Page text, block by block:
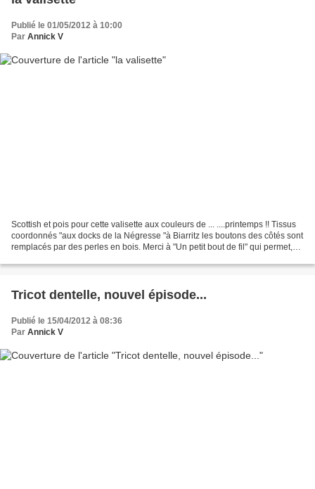
Publié le 01/05/2012 à 10:00
Par Annick V
Scottish et pois pour cette valisette aux couleurs de ... ....printemps !! Tissus
coordonnés "aux docks de la Négresse "à Biarritz les boutons des côtés sont
remplacés par des perles en bois. Merci à "Un petit bout de fil" qui permet,
Tricot dentelle, nouvel épisode...
Publié le 15/04/2012 à 08:36
Par Annick V